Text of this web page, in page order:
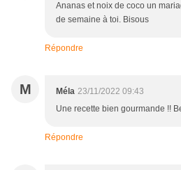
Ananas et noix de coco un
de semaine à toi. Bisous
Répondre
M Méla 23/11/2022 09:43
Une recette bien gourmande !!
Répondre